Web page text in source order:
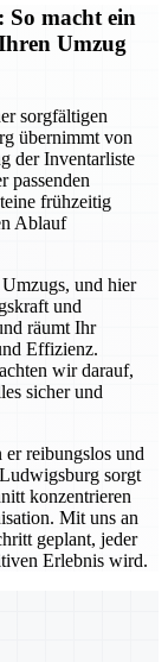
So macht ein
Umzug
sorgfältigen
übernimmt von
der Inventarliste
passenden
frühzeitig
Ablauf
und hier
und
räumt Ihr
Effizienz.
wir darauf,
sicher und
reibungslos und
sorgt
konzentrieren
Mit uns an
geplant, jeder
Erlebnis wird.